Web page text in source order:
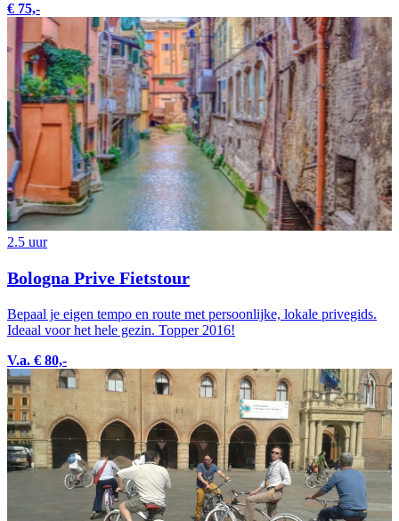
€ 75,-
2.5 uur
Bologna Prive Fietstour
Bepaal je eigen tempo en route met persoonlijke, lokale privegids.
Ideaal voor het hele gezin. Topper 2016!
V.a. € 80,-